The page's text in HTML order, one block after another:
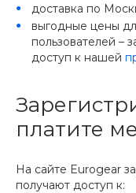
доставка по
выгодные цены
пользователей –
доступ к нашей
платите
На сайте Eurogear
получают доступ к: